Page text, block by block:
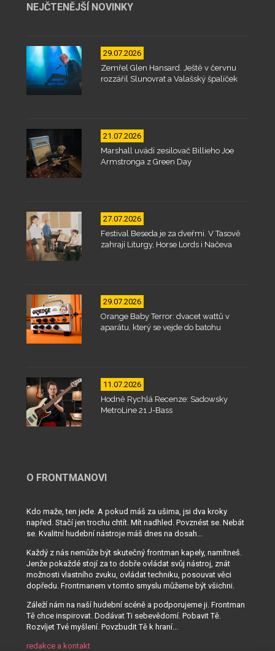
NEJČTENĚJŠÍ NOVINKY
29.07.2026
Zemřel Glen Hansard. Ještě v červnu
rozzářil Slunovrat a Valašský špalíček
21.07.2026
Marshall uvádí zesilovač Billieho Joe
Armstronga z Green Day
27.07.2026
Festival Beseda je za dveřmi. V Tasově
zahrají Liturgy, Horse Lords i Načeva
29.07.2026
Orange Baby Terror: dvacet wattů v
aparátu, který se vejde do batohu
11.07.2026
Hodně Rychlá Recenze: Sadowsky
MetroLine 21 J-Bass
O FRONTMANOVI
Kdo maže, ten jede. A pokud máš za ušima, jsi dva kroky
napřed. Stačí jen trochu chtít. Mít nadhled. Povznést se. Nebát
se. Kvalitní hudební nástroje máš dnes na dosah...
Každý z nás nemůže být skutečný frontman kapely, namítneš.
Jenže pokaždé stojí za to dobře ovládat svůj nástroj, znát
možnosti vlastního zvuku, ovládat techniku, posouvat věci
dopředu. Frontmanem v tomto smyslu můžeme být všichni.
Záleží nám na naší hudební scéně a podporujeme ji. Frontman
Tě chce inspirovat. Dodávat Ti sebevědomí. Pobavit Tě.
Rozvíjet Tvé myšlení. Povzbudit Tě k hraní...
redakce a kontakt